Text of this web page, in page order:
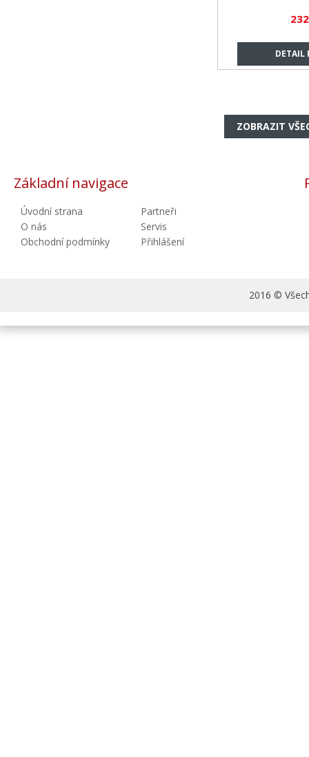
DETAIL
ZOBRAZIT
Základní navigace
Úvodní strana
O nás
Obchodní podmínky
Partneři
Servis
Přihlášení
2016 ©